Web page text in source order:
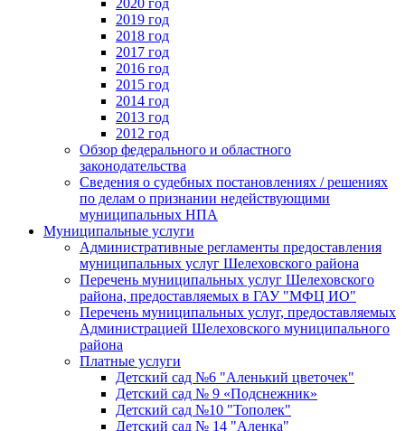
2019 год
2018 год
2017 год
2016 год
2015 год
2014 год
2013 год
2012 год
Обзор федерального и областного
законодательства
Сведения о судебных постановлениях / решениях
по делам о признании недействующими
муниципальных НПА
Муниципальные услуги
Административные регламенты предоставления
муниципальных услуг Шелеховского района
Перечень муниципальных услуг Шелеховского
района, предоставляемых в ГАУ "МФЦ ИО"
Перечень муниципальных услуг, предоставляемых
Администрацией Шелеховского муниципального
района
Платные услуги
Детский сад №6 "Аленький цветочек"
Детский сад № 9 «Подснежник»
Детский сад №10 "Тополек"
Детский сад № 14 "Аленка"